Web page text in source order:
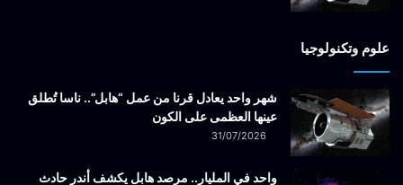
علوم وتكنولوجيا
شهر واحد يعادل قرنا من عمل “هابل”.. ناسا تُطلق
عينها العظمى على الكون
31/07/2026
واحد في المليار.. مرصد هابل يكشف أندر حادث